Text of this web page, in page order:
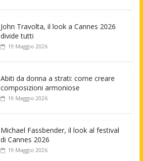
John Travolta, il look a Cannes 2026
divide tutti
19 Maggio 2026
Abiti da donna a strati: come creare
composizioni armoniose
19 Maggio 2026
Michael Fassbender, il look al festival
di Cannes 2026
19 Maggio 2026